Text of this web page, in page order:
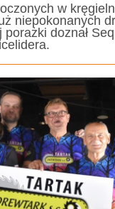
w
niepokonanych
doznał